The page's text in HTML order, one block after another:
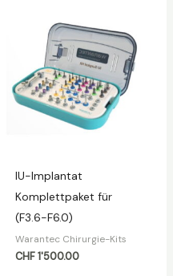
IU-Implantat
Komplettpaket für
(F3.6-F6.0)
Warantec Chirurgie-Kits
CHF1'500.00